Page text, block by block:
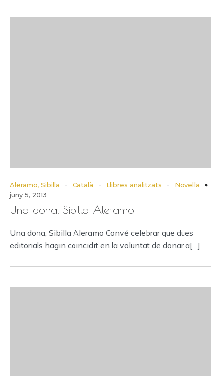
Aleramo, Sibilla - Català - Llibres analitzats -
Novel·la
juny 5, 2013
Una dona, Sibilla Aleramo
Una dona, Sibilla Aleramo Convé celebrar que dues
editorials hagin coincidit en la voluntat de donar a[…]